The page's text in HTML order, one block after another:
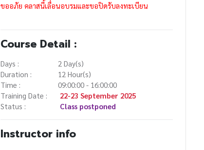
ขออภัย คลาสนี้เลื่อนอบรมและขอปิดรับลงทะเบียน
Course Detail :
Days :
2 Day(s)
Duration :
12 Hour(s)
Time :
09:00:00 - 16:00:00
Training Date :
22-23 September 2025
Status :
Class postponed
Instructor info